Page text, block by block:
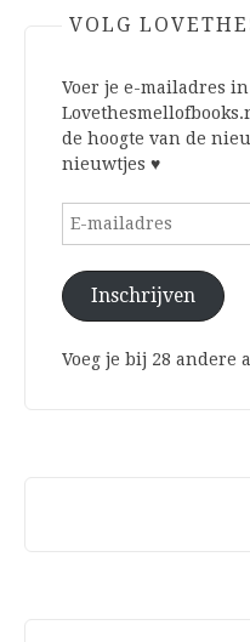
VOLG
Voer je e-mailadres
de hoogte van de
nieuwtjes ♥
E-
Inschrijven
Voeg je bij 28 andere